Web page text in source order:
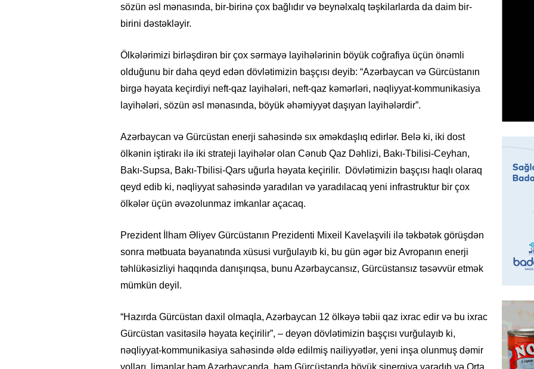
sözün əsl mənasında, bir-birinə çox bağlıdır və beynəlxalq təşkilarlarda da daim bir-
birini dəstəkləyir.
Ölkələrimizi birləşdirən bir çox sərmayə layihələrinin böyük coğrafiya üçün önəmli
olduğunu bir daha qeyd edən dövlətimizin başçısı deyib: “Azərbaycan və Gürcüstanın
birgə həyata keçirdiyi neft-qaz layihələri, neft-qaz kəmərləri, nəqliyyat-kommunikasiya
layihələri, sözün əsl mənasında, böyük əhəmiyyət daşıyan layihələrdir”.
Azərbaycan və Gürcüstan enerji sahəsində sıx əməkdaşlıq edirlər. Belə ki, iki dost
ölkənin iştirakı ilə iki strateji layihələr olan Cənub Qaz Dəhlizi, Bakı-Tbilisi-Ceyhan,
Bakı-Supsa, Bakı-Tbilisi-Qars uğurla həyata keçirilir. Dövlətimizin başçısı haqlı olaraq
qeyd edib ki, nəqliyyat sahəsində yaradılan və yaradılacaq yeni infrastruktur bir çox
ölkələr üçün əvəzolunmaz imkanlar açacaq.
Prezident İlham Əliyev Gürcüstanın Prezidenti Mixeil Kavelaşvili ilə təkbətək görüşdən
sonra mətbuata bəyanatında xüsusi vurğulayıb ki, bu gün əgər biz Avropanın enerji
təhlükəsizliyi haqqında danışırıqsa, bunu Azərbaycansız, Gürcüstansız təsəvvür etmək
mümkün deyil.
“Hazırda Gürcüstan daxil olmaqla, Azərbaycan 12 ölkəyə təbii qaz ixrac edir və bu ixrac
Gürcüstan vasitəsilə həyata keçirilir”, – deyən dövlətimizin başçısı vurğulayıb ki,
nəqliyyat-kommunikasiya sahəsində əldə edilmiş nailiyyətlər, yeni inşa olunmuş dəmir
HADISƏ
GÜNDƏM
MANŞET
deyib?